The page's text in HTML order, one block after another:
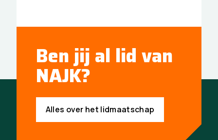
Ben jij al lid van
NAJK?
Alles over het lidmaatschap